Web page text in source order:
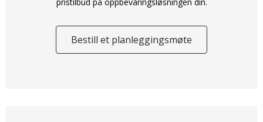
Bestill et planleggingsmøte